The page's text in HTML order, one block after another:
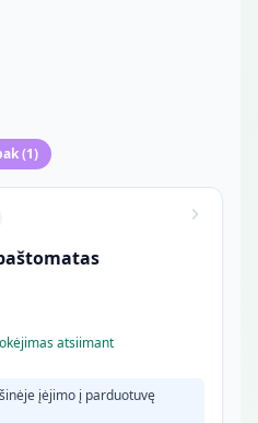
(1)
atsiimant
įėjimo į parduotuvę